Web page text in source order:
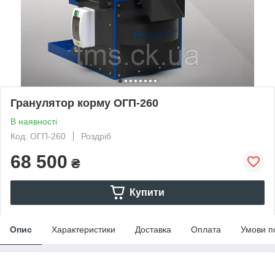
Гранулятор корму ОГП-260
В наявності
Код: ОГП-260
Роздріб
68 500 ₴
Купити
Опис Характеристики Доставка Оплата Умови